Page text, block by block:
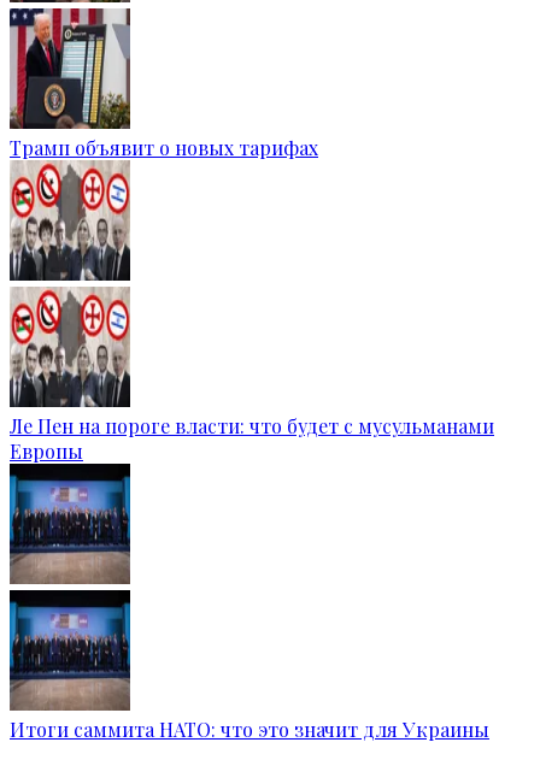
Трамп объявит о новых тарифах
Ле Пен на пороге власти: что будет с мусульманами
Европы
Итоги саммита НАТО: что это значит для Украины